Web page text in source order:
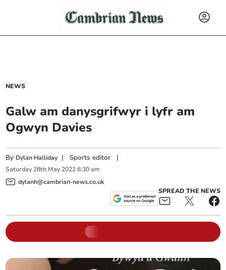
NEWS
Galw am danysgrifwyr i lyfr am
Ogwyn Davies
By Dylan Halliday | Sports editor |
Saturday 28th May 2022 6:30 am
dylanh@cambrian-news.co.uk
SPREAD THE NEWS